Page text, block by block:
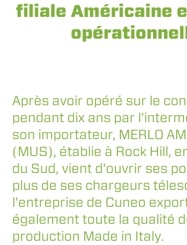
filiale Américaine
Après avoir opéré sur le
pendant dix ans par
son importateur, MERLO
(MUS), établie à Rock Hill,
du Sud, vient d'ouvrir ses
plus de ses chargeurs
l'entreprise de Cuneo
également toute la qualité
production Made in Italy.